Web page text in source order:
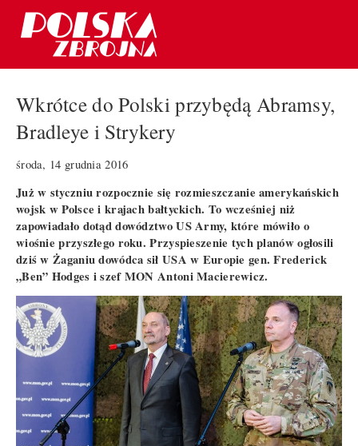
Wkrótce do Polski przybędą Abramsy,
Bradleye i Strykery
środa, 14 grudnia 2016
Już w styczniu rozpocznie się rozmieszczanie amerykańskich
wojsk w Polsce i krajach bałtyckich. To wcześniej niż
zapowiadało dotąd dowództwo US Army, które mówiło o
wiośnie przyszłego roku. Przyspieszenie tych planów ogłosili
dziś w Żaganiu dowódca sił USA w Europie gen. Frederick
„Ben” Hodges i szef MON Antoni Macierewicz.